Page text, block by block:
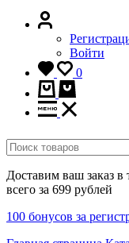
Войти
0
Доставим ваш заказ
всего за 699 рублей
100 бонусов за